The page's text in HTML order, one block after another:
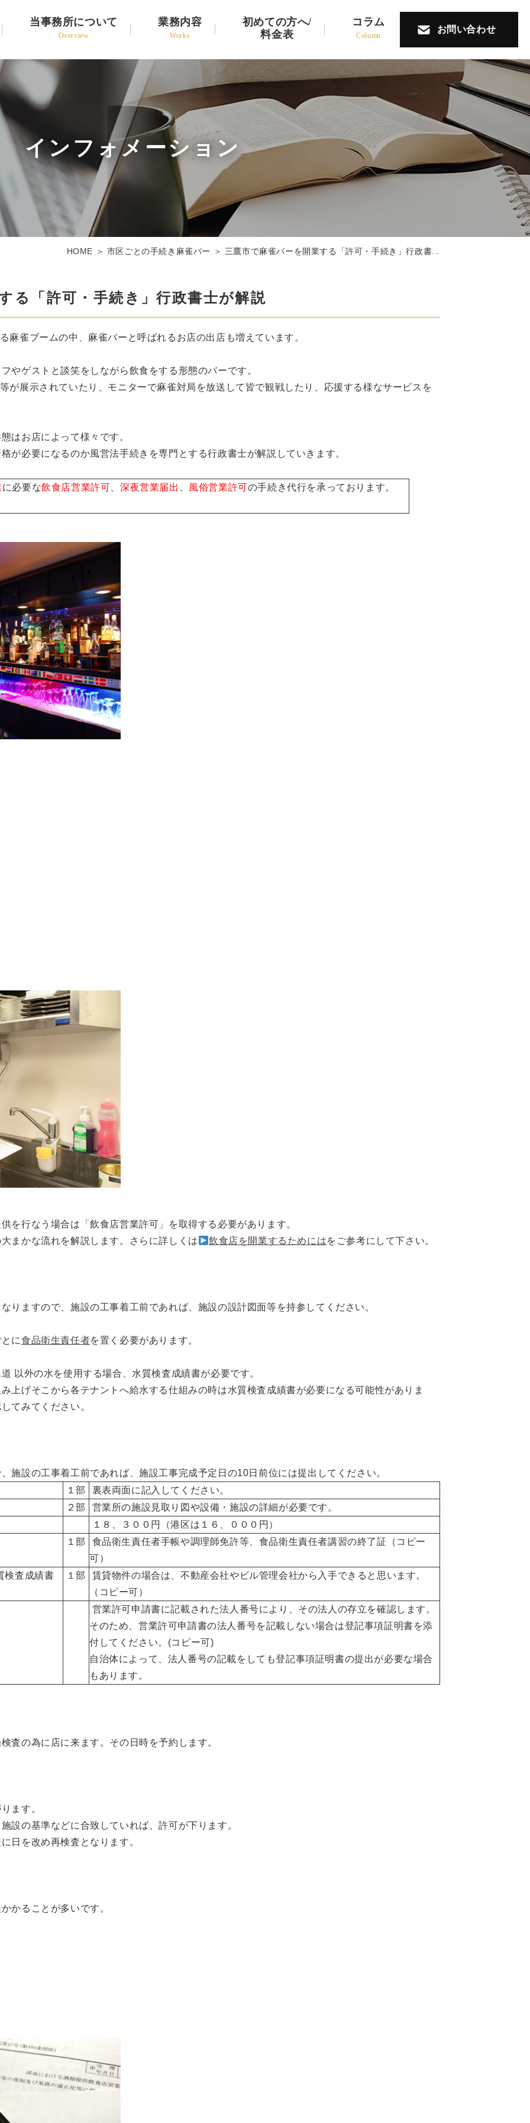
当事務所について
Overview
業務内容
Works
初めての方へ/
料金表
コラム
Column
お問い合わせ
インフォメーション
HOME ＞ 市区ごとの手続き麻雀バー ＞ 三鷹市で麻雀バーを開業する「許可・手続き」行政書...
る「許可・手続き」行政書士が解説
麻雀ブームの中、麻雀バーと呼ばれるお店の出店も増えています。
やゲストと談笑をしながら飲食をする形態のバーです。
が展示されていたり、モニターで麻雀対局を放送して皆で観戦したり、応援する様なサービスを
はお店によって様々です。
が必要になるのか風営法手続きを専門とする行政書士が解説していきます。
に必要な飲食店営業許可 、深夜営業届出 風俗営業許可の手続き代行を承っております。
を行なう場合は「飲食店営業許可」を取得する必要があります。
まかな流れを解説します。さらに詳しくは
飲食店を開業するためにはをご参考にして下さい。
ますので、施設の工事着工前であれば、施設の設計図面等を持参してください。
に食品衛生責任者を置く必要があります。
以外の水を使用する場合、水質検査成績書が必要です。
上げそこから各テナントへ給水する仕組みの時は水質検査成績書が必要になる可能性がありま
てみてください。
施設の工事着工前であれば、施設工事完成予定日の10日前位には提出してください。
１部
裏表両面に記入してください。
２部
営業所の施設見取り図や設備・施設の詳細が必要です。
１８、３００円（港区は１６、０００円）
１部
食品衛生責任者手帳や調理師免許等、 食品衛生責任者講習の終了証（コピー
可）
検査成績書
１部
賃貸物件の場合は、不動産会社やビル管理会社から入手できると思います。
（コピー可）
営業許可申請書に記載された法人番号により、その法人の存立を確認します。
そのため、営業許可申請書の法人番号を記載しない場合は登記事項証明書を添
付してください。(コピー可)
自治体によって、法人番号の記載をしても登記事項証明書の提出が必要な場合
もあります。
の為に店に来ます。その日時を予約します。
ます。
設の基準などに合致していれば、許可が下ります。
を改め再検査となります。
かることが多いです。